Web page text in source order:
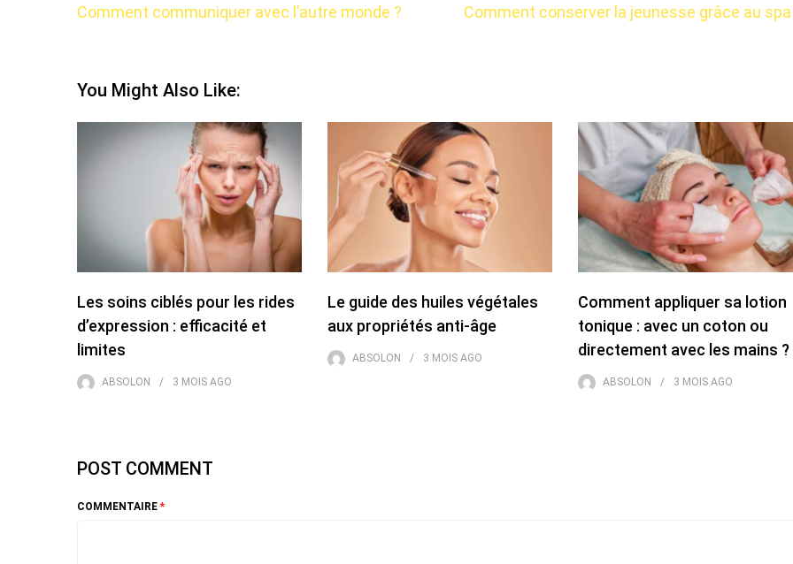
Comment communiquer avec l’autre monde ? Comment conserver la jeunesse grâce au spa
You Might Also Like:
Les soins ciblés pour les rides
d’expression : efficacité et
limites
ABSOLON 3 MOIS AGO
Le guide des huiles végétales
aux propriétés anti-âge
ABSOLON 3 MOISAGO
Comment appliquer sa lotion
tonique : avec un coton ou
directement avec les mains ?
ABSOLON 3 MOISAGO
POST COMMENT
COMMENTAIRE *